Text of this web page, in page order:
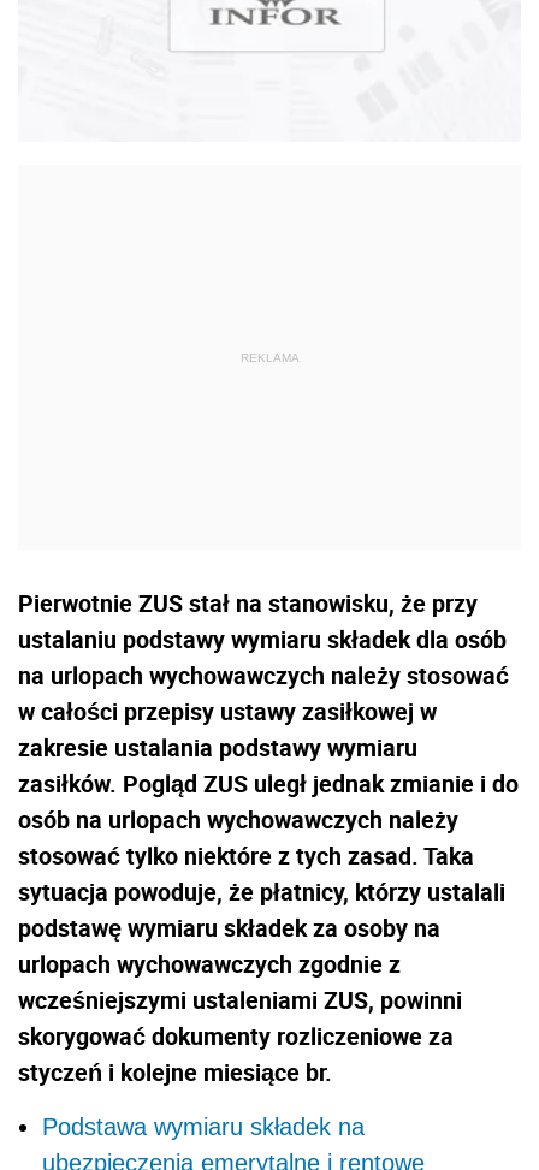
Pierwotnie ZUS stał na stanowisku, że przy
ustalaniu podstawy wymiaru składek dla osób
na urlopach wychowawczych należy stosować
w całości przepisy ustawy zasiłkowej w
zakresie ustalania podstawy wymiaru
zasiłków. Pogląd ZUS uległ jednak zmianie i do
osób na urlopach wychowawczych należy
stosować tylko niektóre z tych zasad. Taka
sytuacja powoduje, że płatnicy, którzy ustalali
podstawę wymiaru składek za osoby na
urlopach wychowawczych zgodnie z
wcześniejszymi ustaleniami ZUS, powinni
skorygować dokumenty rozliczeniowe za
styczeń i kolejne miesiące br.
Podstawa wymiaru składek na
ubezpieczenia emerytalne i rentowe